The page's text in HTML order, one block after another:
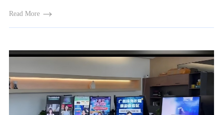
Read More